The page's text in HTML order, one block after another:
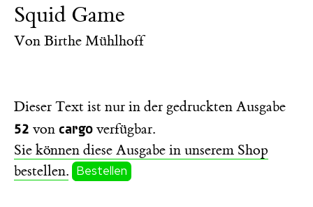
Squid Game
Von Birthe Mühlhoff
Dieser Text ist nur in der gedruckten Ausgabe
52 von cargo verfügbar.
Sie können diese Ausgabe in unserem Shop
bestellen. Bestellen